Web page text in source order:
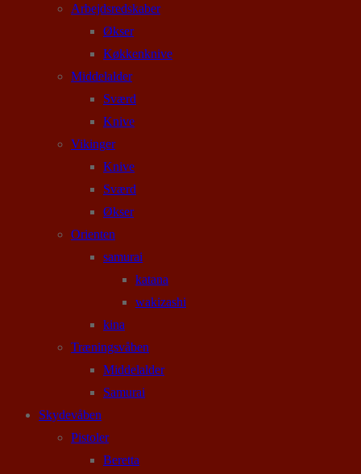
Arbejdsredskaber
Økser
Køkkenknive
Middelalder
Sværd
Knive
Vikinger
Knive
Sværd
Økser
Orienten
samurai
katana
wakizashi
kina
Træningsvåben
Middelalder
Samurai
Skydevåben
Pistoler
Beretta